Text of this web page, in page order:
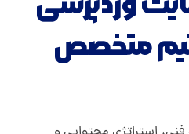
تیم متخصص